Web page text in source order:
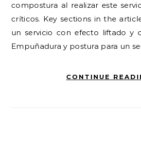
compostura al realizar este
críticos. Key sections in the
un servicio con efecto liftado y
Empuñadura y postura para un
CONTINUE